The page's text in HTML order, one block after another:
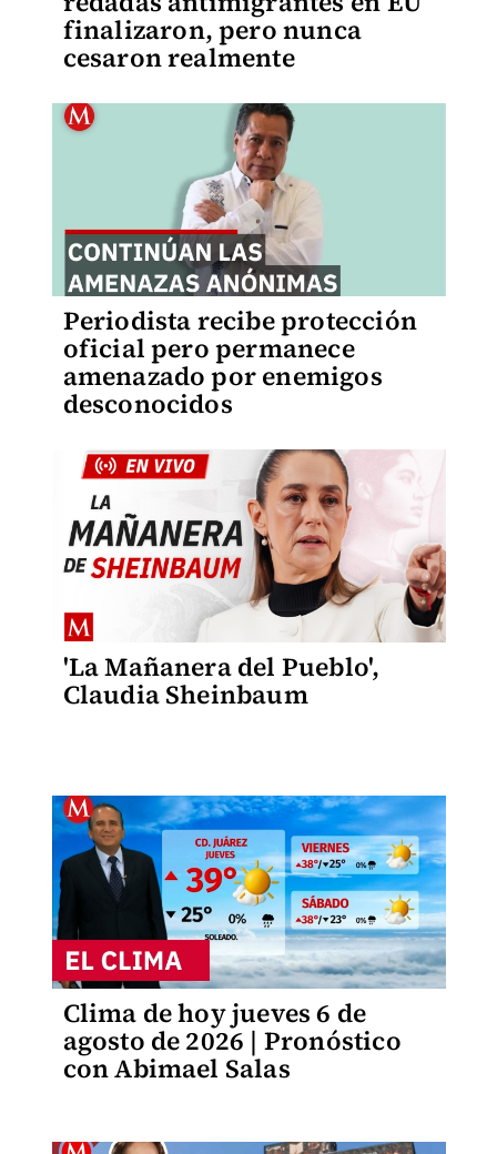
finalizaron, pero nunca
cesaron realmente
Periodista recibe protección
oficial pero permanece
amenazado por enemigos
desconocidos
'La Mañanera del Pueblo',
Claudia Sheinbaum
Clima de hoy jueves 6 de
agosto de 2026 | Pronóstico
con Abimael Salas